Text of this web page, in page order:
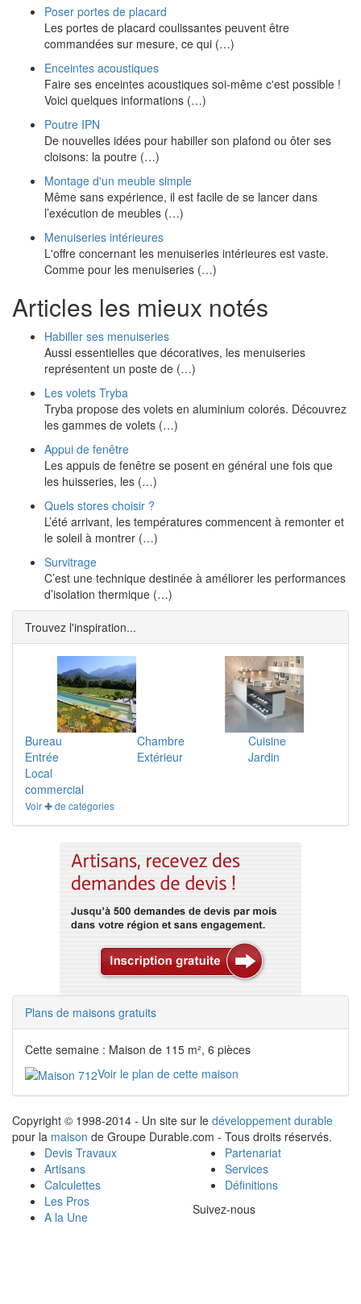
Poser portes de placard
Les portes de placard coulissantes peuvent être
commandées sur mesure, ce qui (…)
Enceintes acoustiques
Faire ses enceintes acoustiques soi-même c'est possible !
Voici quelques informations (…)
Poutre IPN
De nouvelles idées pour habiller son plafond ou ôter ses
cloisons: la poutre (…)
Montage d'un meuble simple
Même sans expérience, il est facile de se lancer dans
l’exécution de meubles (…)
Menuiseries intérieures
L'offre concernant les menuiseries intérieures est vaste.
Comme pour les menuiseries (…)
Articles les mieux notés
Habiller ses menuiseries
Aussi essentielles que décoratives, les menuiseries
représentent un poste de (…)
Les volets Tryba
Tryba propose des volets en aluminium colorés. Découvrez
les gammes de volets (…)
Appui de fenêtre
Les appuis de fenêtre se posent en général une fois que
les huisseries, les (…)
Quels stores choisir ?
L’été arrivant, les températures commencent à remonter et
le soleil à montrer (…)
Survitrage
C’est une technique destinée à améliorer les performances
d’isolation thermique (…)
Trouvez l'inspiration...
Bureau Chambre
Cuisine
Entrée
Extérieur
Jardin
Local
commercial
Voir ✚ de catégories
Plans de maisons gratuits
Cette semaine : Maison de 115 m², 6 pièces
Voir le plan de cette maison
Copyright © 1998-2014 - Un site sur le développement durable
pour la maison de Groupe Durable.com - Tous droits réservés.
Devis Travaux
Artisans
Calculettes
Les Pros
A la Une
Partenariat
Services
Définitions
Suivez-nous